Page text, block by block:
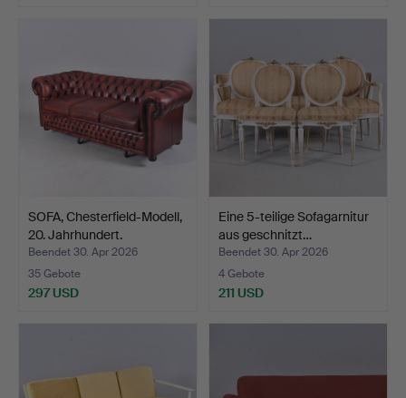
SOFA, Chesterfield-Modell,
20. Jahrhundert.
Beendet 30. Apr 2026
35 Gebote
297 USD
Eine 5-teilige Sofagarnitur
aus geschnitzt…
Beendet 30. Apr 2026
4 Gebote
211 USD